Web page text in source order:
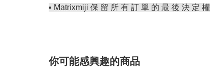
▪️ Matrixmiji 保 留 所 有 訂 單 的 最 後 決 定 權
你可能感興趣的商品